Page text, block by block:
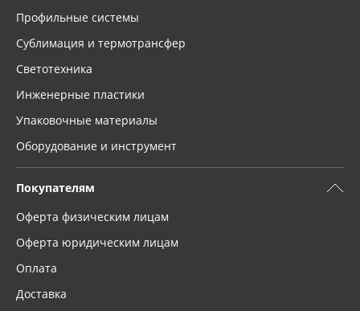
Профильные системы
Сублимация и термотрансфер
Светотехника
Инженерные пластики
Упаковочные материалы
Оборудование и инструмент
Покупателям
Оферта физическим лицам
Оферта юридическим лицам
Оплата
Доставка